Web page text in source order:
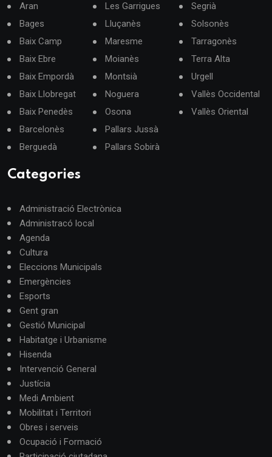
Aran
Bages
Baix Camp
Baix Ebre
Baix Empordà
Baix Llobregat
Baix Penedès
Barcelonès
Berguedà
Les Garrigues
Lluçanès
Maresme
Moianès
Montsià
Noguera
Osona
Pallars Jussà
Pallars Sobirà
Segrià
Solsonès
Tarragonès
Terra Alta
Urgell
Vallès Occidental
Vallès Oriental
Categories
Administració Electrònica
Administracó local
Agenda
Cultura
Eleccions Municipals
Emergències
Esports
Gent gran
Gestió Municipal
Habitatge i Urbanisme
Hisenda
Intervenció General
Justícia
Medi Ambient
Mobilitat i Territori
Obres i serveis
Ocupació i Formació